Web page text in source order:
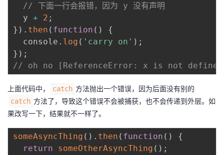
// 下面一行会报错，因为 y 没有声明
  y
+ 2 ;
} ) . then ( function ( )
{
  console
. log ( 'carry on' ) ;
} ) ;
// oh no [ReferenceError: x is not
上面代码中， catch 方法抛出一个错误，因为后面没有别的
catch 方法了，导致这个错误不会被捕获，也不会传递到外层。如
果改写一下，结果就不一样了。
someAsyncThing ( ) . then ( function ( )
{
return
someOtherAsyncThing ( ) ;